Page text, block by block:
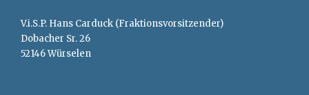
V.i.S.P. Hans Carduck (Fraktionsvorsitzender)
Dobacher Sr. 26
52146 Würselen